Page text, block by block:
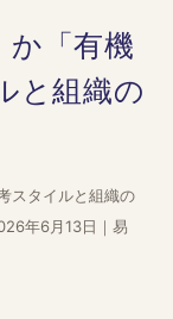
か「有機
と組織の
スタイルと組織の
年6月13日｜易